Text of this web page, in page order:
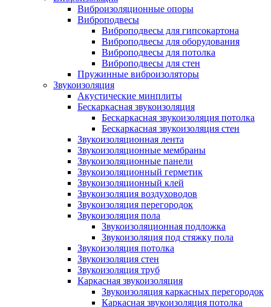
Виброизоляционные опоры
Виброподвесы
Виброподвесы для гипсокартона
Виброподвесы для оборудования
Виброподвесы для потолка
Виброподвесы для стен
Пружинные виброизоляторы
Звукоизоляция
Акустические минплиты
Бескаркасная звукоизоляция
Бескаркасная звукоизоляция потолка
Бескаркасная звукоизоляция стен
Звукоизоляционная лента
Звукоизоляционные мембраны
Звукоизоляционные панели
Звукоизоляционный герметик
Звукоизоляционный клей
Звукоизоляция воздуховодов
Звукоизоляция перегородок
Звукоизоляция пола
Звукоизоляционная подложка
Звукоизоляция под стяжку пола
Звукоизоляция потолка
Звукоизоляция стен
Звукоизоляция труб
Каркасная звукоизоляция
Звукоизоляция каркасных перегородок
Каркасная звукоизоляция потолка